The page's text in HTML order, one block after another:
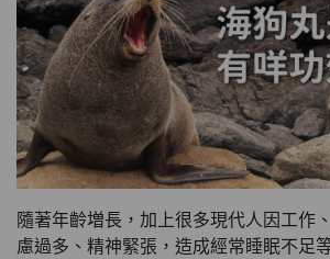
隨著年齡増長，加上很多現代人因工作
慮過多、精神緊張，造成經常睡眠不足